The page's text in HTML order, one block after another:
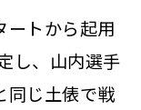
ートから起用
し、山内選手
同じ土俵で戦